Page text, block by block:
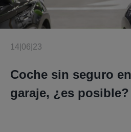
14|06|23
Coche sin seguro en
garaje, ¿es posible?